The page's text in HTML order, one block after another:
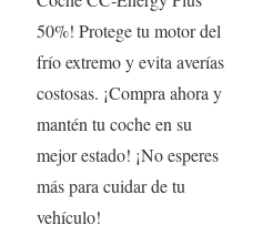
50%! Protege tu motor del
frío extremo y evita averías
costosas. ¡Compra ahora y
mantén tu coche en su
mejor estado! ¡No esperes
más para cuidar de tu
vehículo!